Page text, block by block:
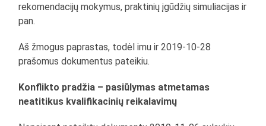
rekomendacijų mokymus, praktinių įgūdžių simuliacijas ir
pan.
Aš žmogus paprastas, todėl imu ir 2019-10-28
prašomus dokumentus pateikiu.
Konflikto pradžia – pasiūlymas atmetamas
neatitikus kvalifikacinių reikalavimų